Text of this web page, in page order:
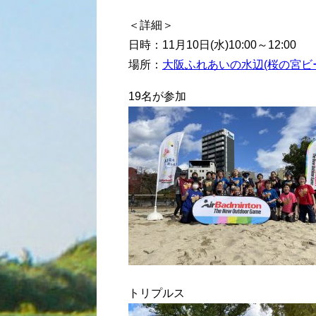
＜詳細＞
日時：11月10日(水)10:00～12:00
場所： 大阪ふれあいの水辺(桜の宮ビ
19名が参加
トリプルス